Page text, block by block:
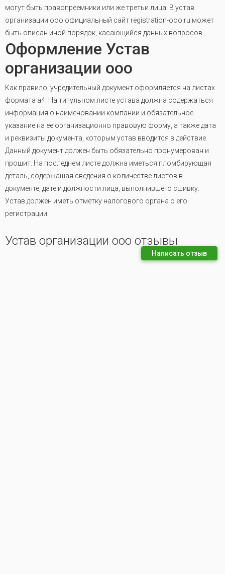
могут быть правопреемники или же третьи лица. В устав
организации ооо официальный сайт registration-ooo.ru может
быть описан иной порядок, касающийся данных вопросов.
Оформление Устав
организации ооо
Как правило, учредительный документ оформляется на листах
формата а4 На титульном листе устава должна содержаться
информация о наименовании компании и обязательное
указание на ее организационно правовую форму, а также дата
и реквизиты документа, которым устав вводится в действие.
Данный документ должен быть обязательно пронумерован и
прошит. На последнем листе должна иметься пломбирующая
деталь, содержащая сведения о количестве листов в
документе, дате и должности лица, выполнившего сшивку.
Устав должен иметь отметку налогового органа о его
регистрации.
Устав организации ооо отзывы
Написать отзыв